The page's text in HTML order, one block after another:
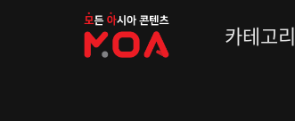
MOA
카테고리